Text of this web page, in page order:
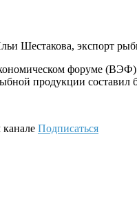
Шестакова, экспорт
форуме (ВЭФ).
продукции
Подписаться